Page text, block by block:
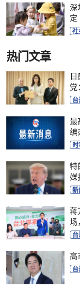
深
定
社
热门文章
党
台
最
编
特
媒
新
蒋
场
台
高
台